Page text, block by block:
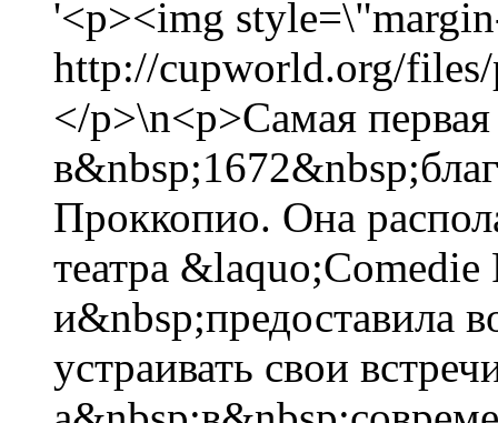
'<p><img
http://cupworld.org/
</p>\n<p>Самая
Проккопио. Она
театра
и&nbsp;предоставила
устраивать свои